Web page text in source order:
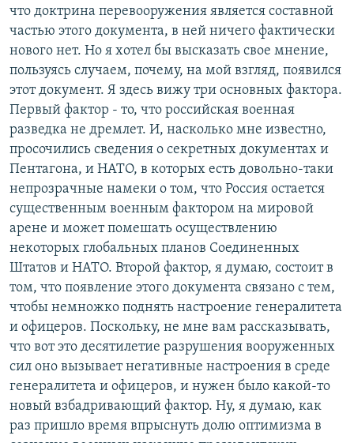
что доктрина перевооружения является составной
частью этого документа, в ней ничего фактически
нового нет. Но я хотел бы высказать свое мнение,
пользуясь случаем, почему, на мой взгляд, появился
этот документ. Я здесь вижу три основных фактора.
Первый фактор - то, что российская военная
разведка не дремлет. И, насколько мне известно,
просочились сведения о секретных документах и
Пентагона, и НАТО, в которых есть довольно-таки
непрозрачные намеки о том, что Россия остается
существенным военным фактором на мировой
арене и может помешать осуществлению
некоторых глобальных планов Соединенных
Штатов и НАТО. Второй фактор, я думаю, состоит в
том, что появление этого документа связано с тем,
чтобы немножко поднять настроение генералитета
и офицеров. Поскольку, не мне вам рассказывать,
что вот это десятилетие разрушения вооруженных
сил оно вызывает негативные настроения в среде
генералитета и офицеров, и нужен было какой-то
новый взбадривающий фактор. Ну, я думаю, как
раз пришло время впрыснуть долю оптимизма в